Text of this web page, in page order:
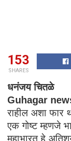
153
SHARES
धनंजय चितळे
Guhagar
राहील अशा फार
एक गोष्ट म्हणजे
महाभारत हे